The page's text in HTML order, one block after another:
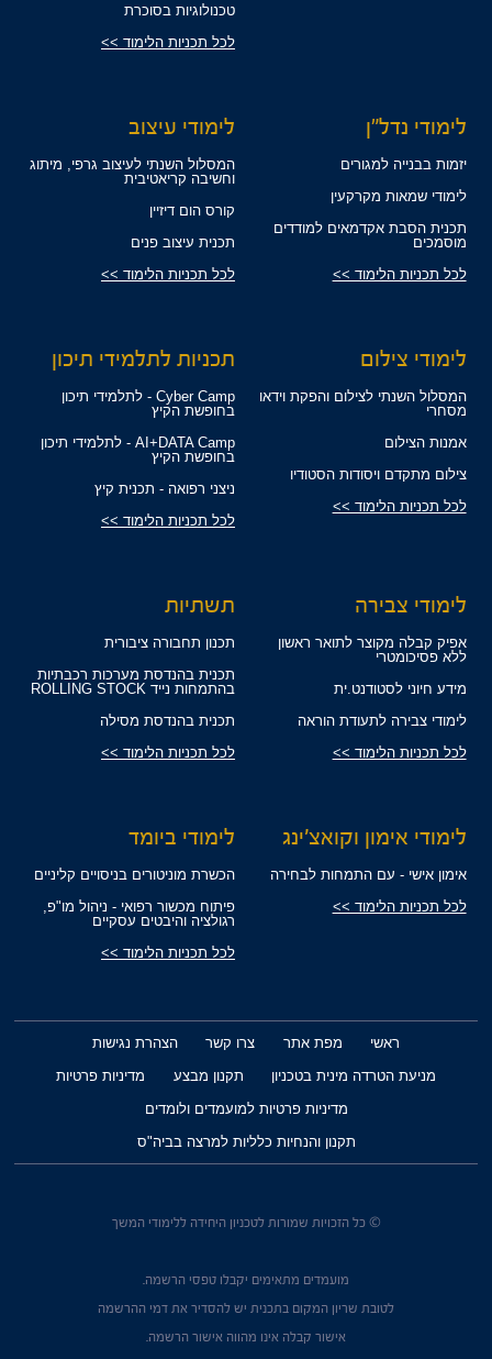
טכנולוגיות בסוכרת
לכל תכניות הלימוד >>
לימודי נדל"ן
יזמות בבנייה למגורים
לימודי שמאות מקרקעין
תכנית הסבת אקדמאים למודדים
מוסמכים
לכל תכניות הלימוד >>
לימודי עיצוב
המסלול השנתי לעיצוב גרפי, מיתוג
וחשיבה קריאטיבית
קורס הום דיזיין
תכנית עיצוב פנים
לכל תכניות הלימוד >>
לימודי צילום
המסלול השנתי לצילום והפקת וידאו
מסחרי
אמנות הצילום
צילום מתקדם ויסודות הסטודיו
לכל תכניות הלימוד >>
תכניות לתלמידי תיכון
Cyber Camp - לתלמידי תיכון
בחופשת הקיץ
AI+DATA Camp - לתלמידי תיכון
בחופשת הקיץ
ניצני רפואה - תכנית קיץ
לכל תכניות הלימוד >>
לימודי צבירה
אפיק קבלה מקוצר לתואר ראשון
ללא פסיכומטרי
מידע חיוני לסטודנט.ית
לימודי צבירה לתעודת הוראה
לכל תכניות הלימוד >>
תשתיות
תכנון תחבורה ציבורית
תכנית בהנדסת מערכות רכבתיות
בהתמחות נייד ROLLING STOCK
תכנית בהנדסת מסילה
לכל תכניות הלימוד >>
לימודי אימון וקואצ'ינג
אימון אישי - עם התמחות לבחירה
לכל תכניות הלימוד >>
לימודי ביומד
הכשרת מוניטורים בניסויים קליניים
פיתוח מכשור רפואי - ניהול מו"פ,
רגולציה והיבטים עסקיים
לכל תכניות הלימוד >>
ראשי מפת אתר צרו קשר
הצהרת נגישות
מניעת הטרדה מינית בטכניון
תקנון מבצע
מדיניות פרטיות
מדיניות פרטיות למועמדים ולומדים
תקנון והנחיות כלליות למרצה בביה"ס
© כל הזכויות שמורות לטכניון היחידה ללימודי המשך
מועמדים מתאימים יקבלו טפסי הרשמה.
לטובת שריון המקום בתכנית יש להסדיר את דמי ההרשמה
אישור קבלה אינו מהווה אישור הרשמה.